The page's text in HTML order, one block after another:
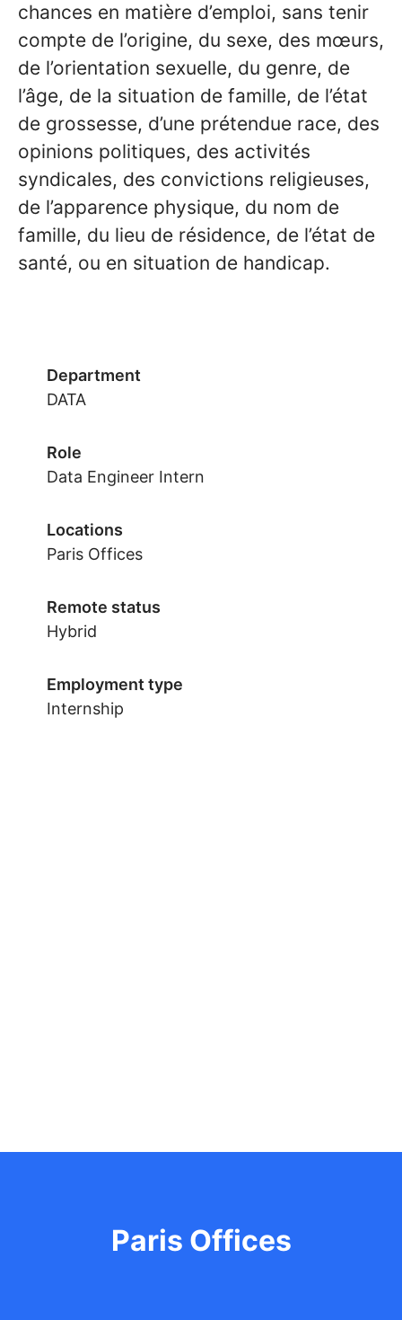
chances en matière d’emploi, sans tenir
compte de l’origine, du sexe, des mœurs,
de l’orientation sexuelle, du genre, de
l’âge, de la situation de famille, de l’état
de grossesse, d’une prétendue race, des
opinions politiques, des activités
syndicales, des convictions religieuses,
de l’apparence physique, du nom de
famille, du lieu de résidence, de l’état de
santé, ou en situation de handicap.
Department
DATA
Role
Data Engineer Intern
Locations
Paris Offices
Remote status
Hybrid
Employment type
Internship
Paris Offices